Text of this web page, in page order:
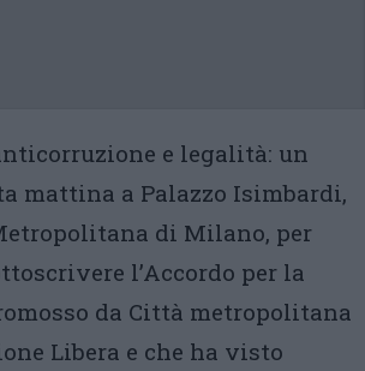
e legalità: un
mattina a Palazzo Isimbardi,
di Milano, per
l’Accordo per la
da Città metropolitana
Libera e che ha visto